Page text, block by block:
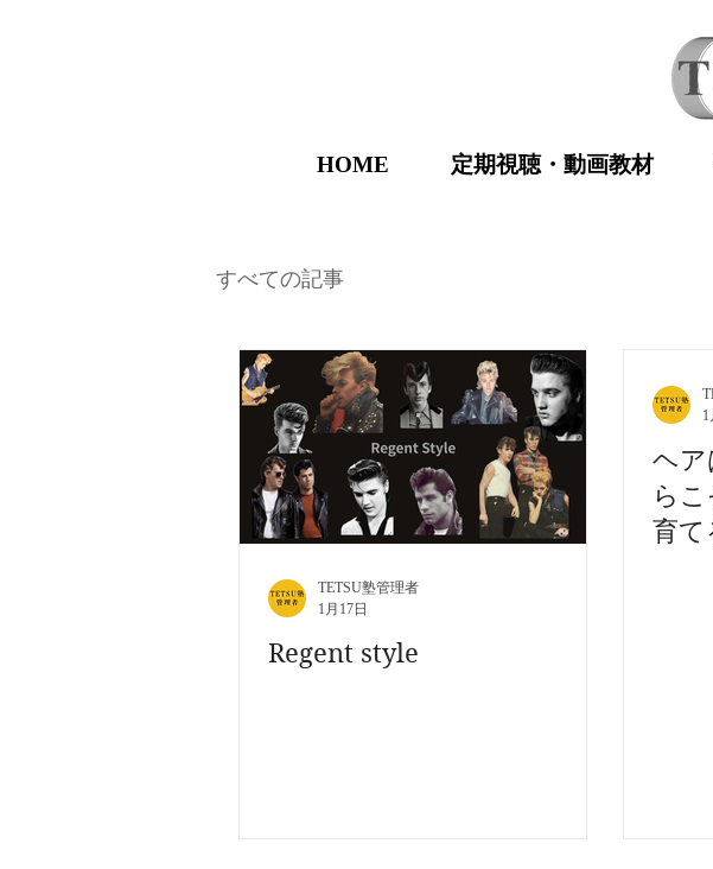
HOME 定期視聴・動画教材
すべての記事
Regent style
TETSU塾管理者
1月17日
ヘア
ら
育て
1